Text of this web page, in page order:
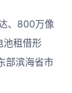
、800万像
池租借形
部滨海省市